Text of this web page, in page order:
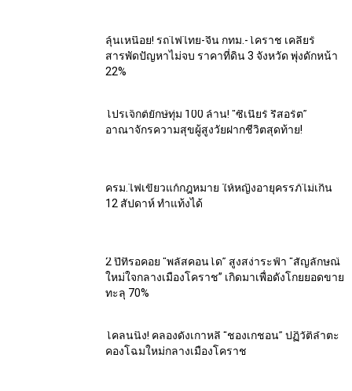
ลุ้นเหนื่อย! รถไฟไทย-จีน กทม.-โคราช เคลียร์
สารพัดปัญหาไม่จบ ราคาที่ดิน 3 จังหวัด พุ่งดักหน้า
22%
โปรเจ็กต์ยักษ์ทุ่ม 100 ล้าน! “ซีเนียร์ รีสอร์ต”
อาณาจักรความสุขผู้สูงวัยฝากชีวิตสุดท้าย!
ครม.ไฟเขียวแก้กฎหมาย ให้หญิงอายุครรภ์ไม่เกิน
12 สัปดาห์ ทำแท้งได้
2 ปีที่รอคอย “พลัสคอนโด” สูงสง่าระฟ้า “สัญลักษณ์
ใหม่ใจกลางเมืองโคราช” เกิดมาเพื่อดังโกยยอดขาย
ทะลุ 70%
โคลนนิ่ง! คลองดังเกาหลี “ชองเกชอน” ปฏิวัติลำตะ
คองโฉมใหม่กลางเมืองโคราช